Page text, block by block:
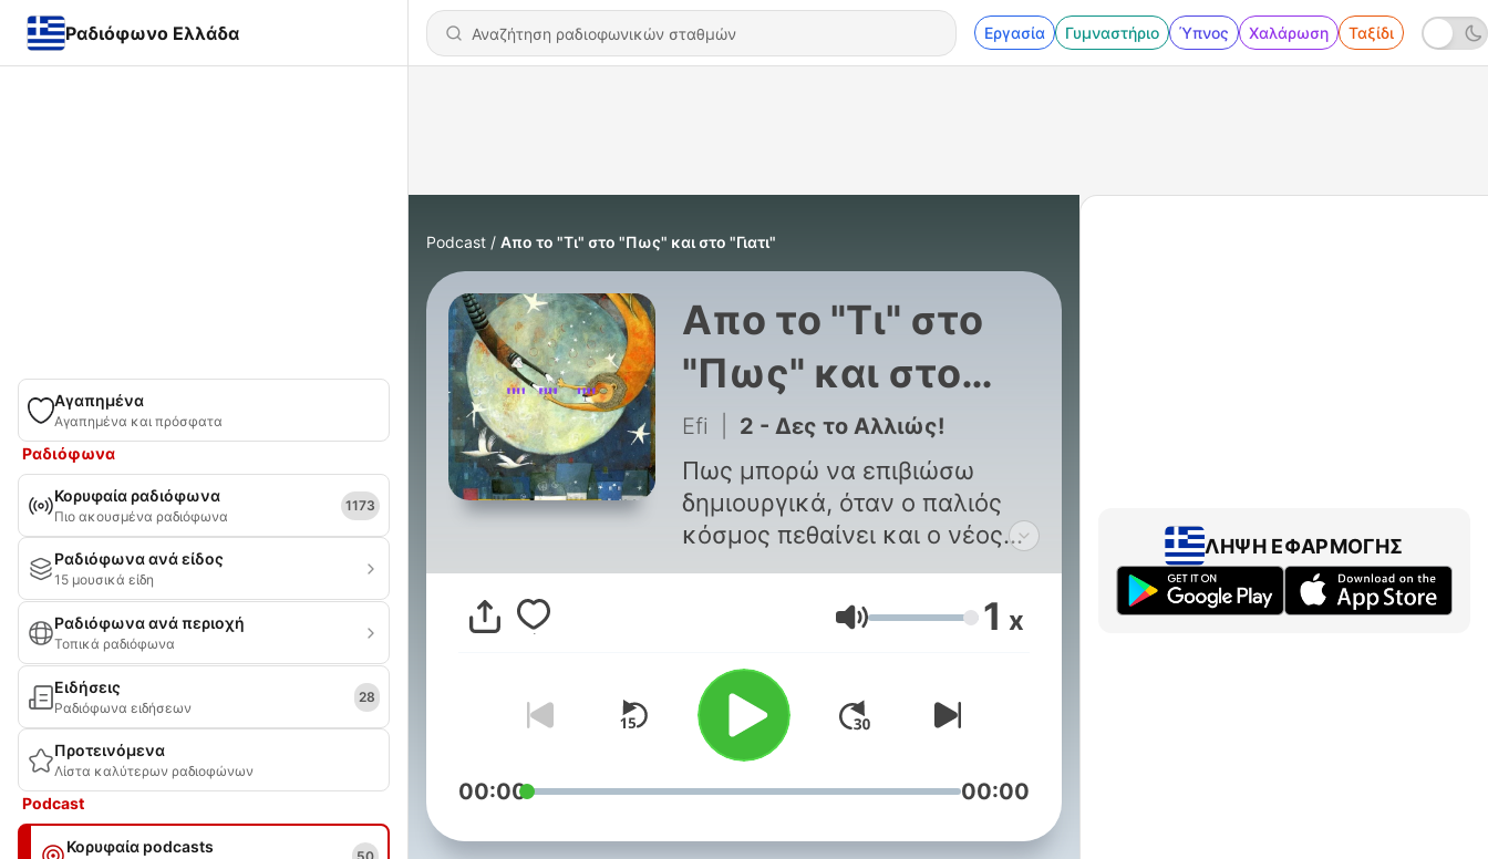
Ραδιόφωνο Ελλάδα Εργασία Γυμναστήριο Ύπνος Χαλάρωση Ταξίδι
Αγαπημένα
Αγαπημένα και πρόσφατα
Ραδιόφωνα
Κορυφαία ραδιόφωνα
Πιο ακουσμένα ραδιόφωνα
1173
Ραδιόφωνα ανά είδος
15 μουσικά είδη
Ραδιόφωνα ανά περιοχή
Τοπικά ραδιόφωνα
Ειδήσεις
Ραδιόφωνα ειδήσεων
28
Προτεινόμενα
Λίστα καλύτερων ραδιοφώνων
Podcast
Κορυφαία podcasts 50
Podcast Απο το "Τι" στο "Πως" και στο "Γιατι"
Απο το "Τι" στο
"Πως" και στο
"Γιατι"
Efi 2 - Δες το Αλλιώς!
Πως μπορώ να επιβιώσω
δημιουργικά, όταν ο παλιός
κόσμος πεθαίνει και ο νέος
δεν εχει ακόμα γεννηθει;
Ένταση 1 x
00:00 00:00
ΛΉΨΗ ΕΦΑΡΜΟΓΉΣ